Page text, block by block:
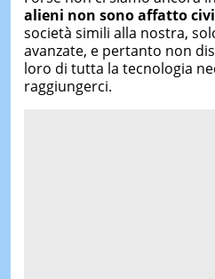
alieni non sono affatto
società simili alla nostra,
avanzate, e pertanto non
loro di tutta la tecnologia
raggiungerci.